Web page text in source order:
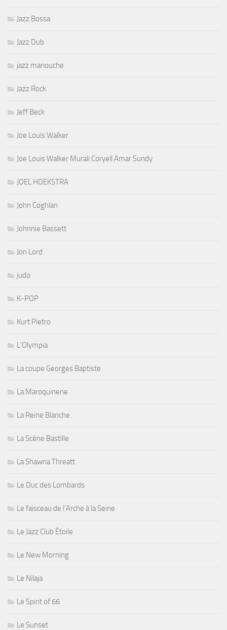
Jazz Bossa
Jazz Dub
jazz manouche
Jazz Rock
Jeff Beck
Joe Louis Walker
Joe Louis Walker Murali Coryell Amar Sundy
JOEL HOEKSTRA
John Coghlan
Johnnie Bassett
Jon Lord
judo
K-POP
Kurt Pietro
L'Olympia
La coupe Georges Baptiste
La Maroquinerie
La Reine Blanche
La Scène Bastille
La Shawna Threatt
Le Duc des Lombards
Le faisceau de l'Arche à la Seine
Le Jazz Club Étoile
Le New Morning
Le Nilaja
Le Spirit of 66
Le Sunset